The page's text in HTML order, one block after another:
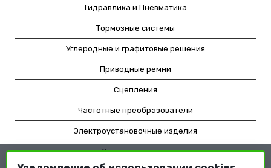
Гидравлика и Пневматика
Тормозные системы
Углеродные и графитовые решения
Приводные ремни
Сцепления
Частотные преобразователи
Электроустановочные изделия
Электроприводы